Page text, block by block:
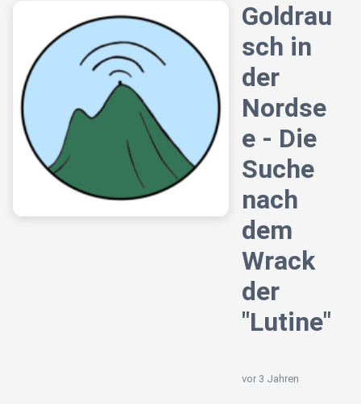
Goldrau
sch in
der
Nordse
e - Die
Suche
nach
dem
Wrack
der
"Lutine"
vor 3 Jahren